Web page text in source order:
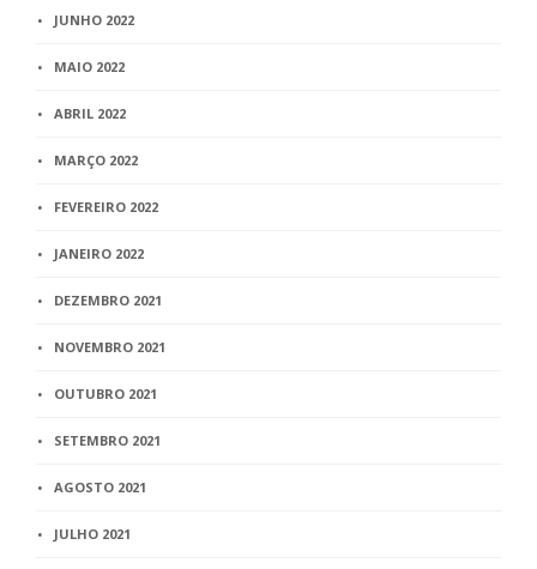
JUNHO 2022
MAIO 2022
ABRIL 2022
MARÇO 2022
FEVEREIRO 2022
JANEIRO 2022
DEZEMBRO 2021
NOVEMBRO 2021
OUTUBRO 2021
SETEMBRO 2021
AGOSTO 2021
JULHO 2021